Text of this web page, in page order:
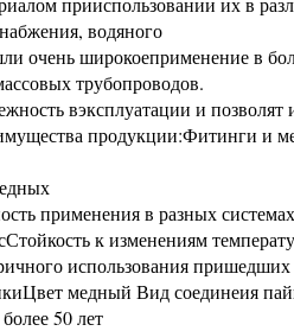
водяного
очень широкоеприменение в
трубопроводов.
вэксплуатации и позволят
продукции:Фитинги и
применения в разных системах
к изменениям
использования пришедших
медный Вид соединеия
50 лет